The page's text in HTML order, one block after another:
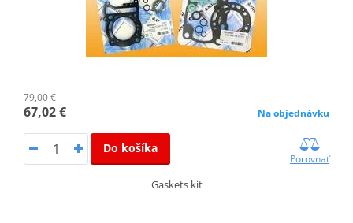
79,00 €
67,02 € Na objednávku
Do košíka
Porovnať
Gaskets kit